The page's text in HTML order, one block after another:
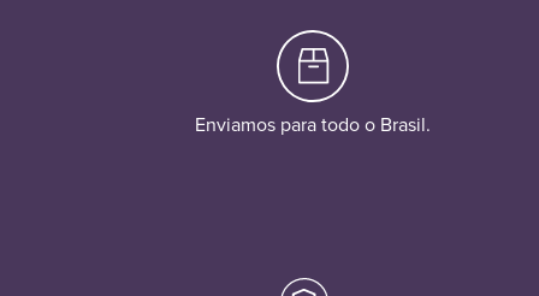
Enviamos para todo o Brasil.